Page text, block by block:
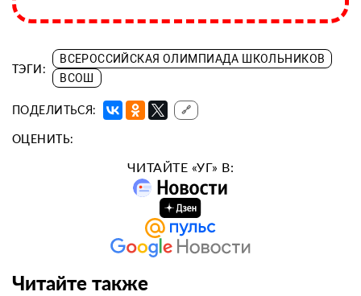
ТЭГИ:
ВСЕРОССИЙСКАЯ ОЛИМПИАДА ШКОЛЬНИКОВ
ВСОШ
ПОДЕЛИТЬСЯ: 🔗
ОЦЕНИТЬ:
ЧИТАЙТЕ «УГ» В:
Читайте также